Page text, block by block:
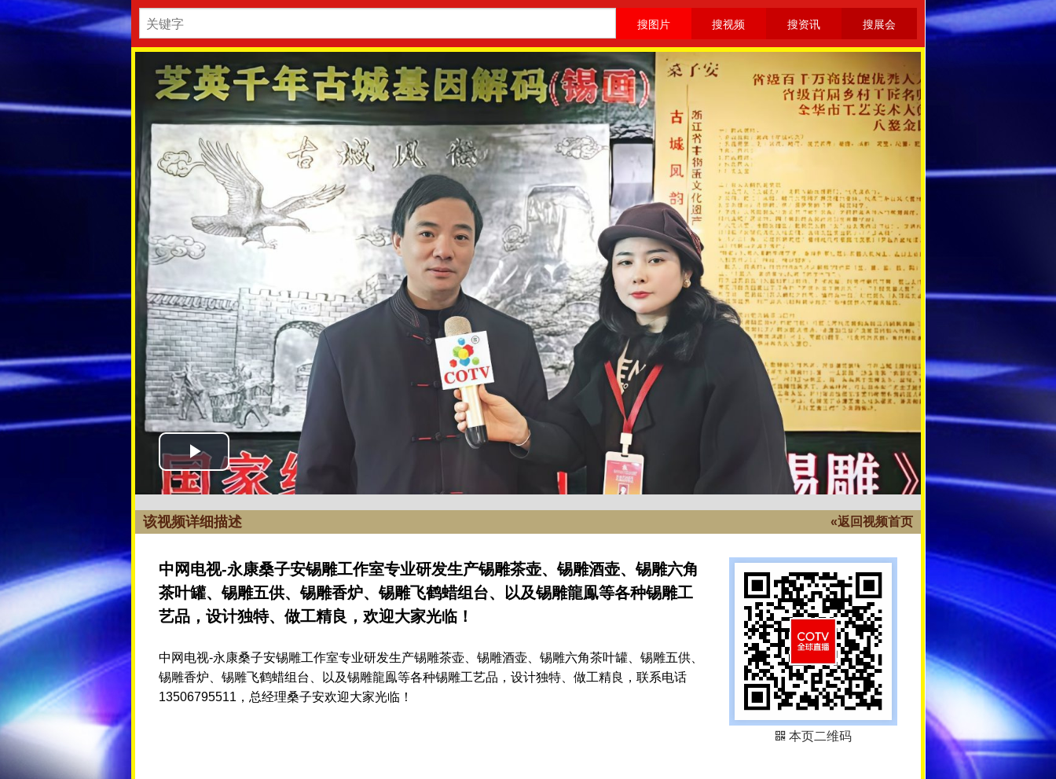
«返回视频首页
该视频详细描述
本页二维码
中网电视-永康桑子安锡雕工作室专业研发生产锡雕茶壶、锡雕酒壶、锡雕六角
茶叶罐、锡雕五供、锡雕香炉、锡雕飞鹤蜡组台、以及锡雕龍鳯等各种锡雕工
艺品，设计独特、做工精良，欢迎大家光临！
中网电视-永康桑子安锡雕工作室专业研发生产锡雕茶壶、锡雕酒壶、锡雕六角茶叶罐、锡雕五供、
锡雕香炉、锡雕飞鹤蜡组台、以及锡雕龍鳯等各种锡雕工艺品，设计独特、做工精良，联系电话
13506795511，总经理桑子安欢迎大家光临！